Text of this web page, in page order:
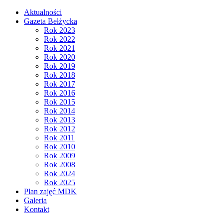
Aktualności
Gazeta Bełżycka
Rok 2023
Rok 2022
Rok 2021
Rok 2020
Rok 2019
Rok 2018
Rok 2017
Rok 2016
Rok 2015
Rok 2014
Rok 2013
Rok 2012
Rok 2011
Rok 2010
Rok 2009
Rok 2008
Rok 2024
Rok 2025
Plan zajęć MDK
Galeria
Kontakt